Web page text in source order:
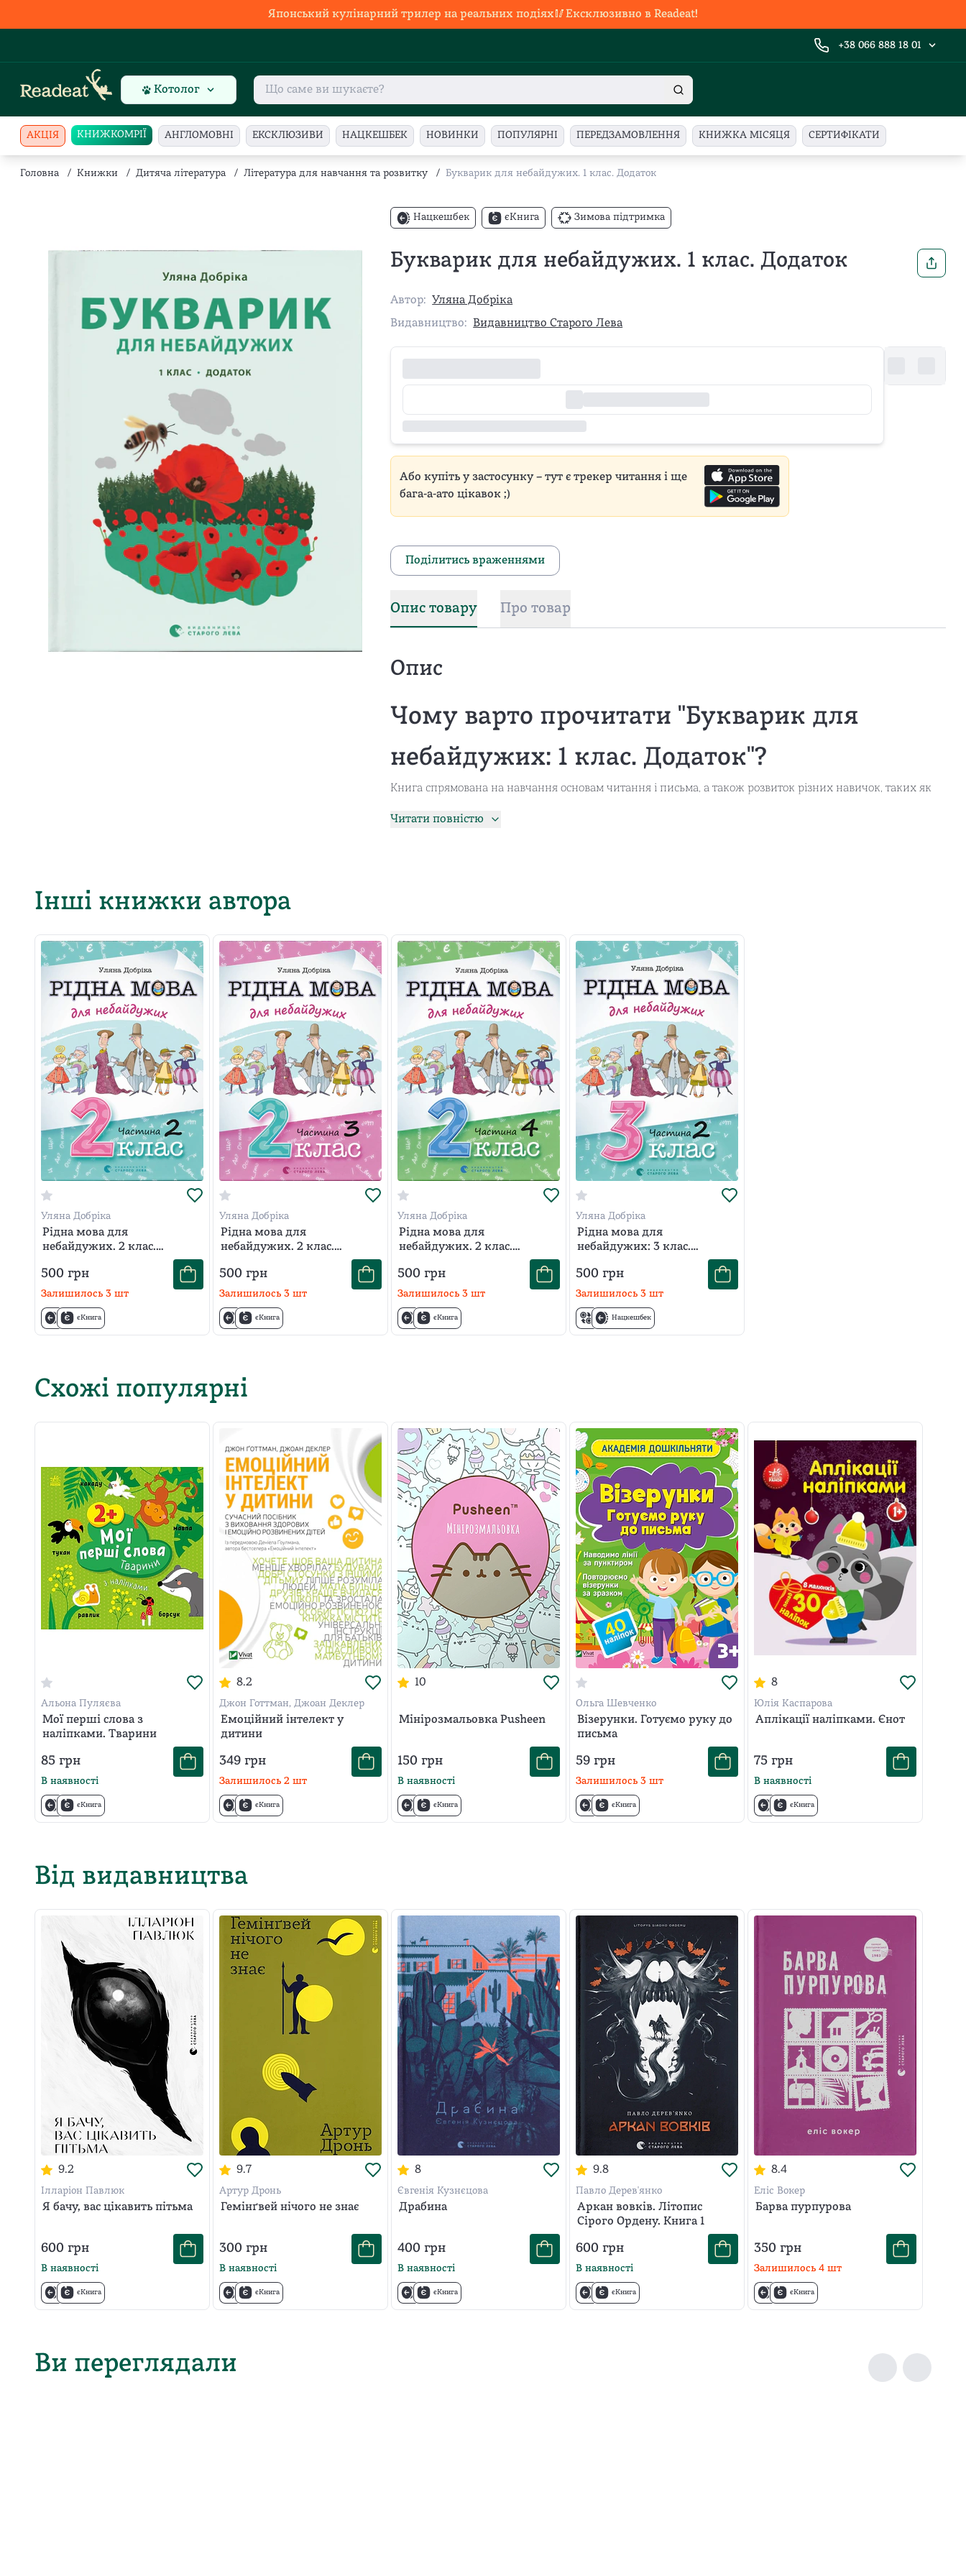
Японський кулінарний трилер на реальних подіях🥢Ексклюзивно в Readeat!
+38 066 888 18 01
Котолог
АКЦІЯ КНИЖКОМРІЇ АНГЛОМОВНІ ЕКСКЛЮЗИВИ НАЦКЕШБЕК НОВИНКИ ПОПУЛЯРНІ ПЕРЕДЗАМОВЛЕННЯ КНИЖКА МІСЯЦЯ СЕРТИФІКАТИ
Головна / Книжки / Дитяча література / Література для навчання та розвитку / Букварик для небайдужих. 1 клас. Додаток
Нацкешбек єКнига Зимова підтримка
Букварик для небайдужих. 1 клас. Додаток
Автор:
Уляна Добріка
Видавництво:
Видавництво Старого Лева
Або купіть у застосунку – тут є трекер читання і ще
бага-а-ато цікавок ;)
Поділитись враженнями
Опис товару Про товар
Опис
Чому варто прочитати "Букварик для
небайдужих: 1 клас. Додаток"?
Книга спрямована на навчання основам читання і письма, а також розвиток різних навичок, таких як
небайдужих: 1 клас. Додаток"?
Ця книга призначена для дітей, які готуються до вступу в перший клас і початку навчання читати та
писати.
Купити цю книгу ви можете просто зараз онлайн на сайті Readeat. Для цього зробіть замовлення,
вкажіть всі необхідні дані для доставки та очікуйте на свої книги. Доставка по Україні – 1-3 дні. Вартість
визначається тарифами служби доставки.
Читати повністю
Інші книжки автора
Уляна Добріка
Рідна мова для
небайдужих. 2 клас.
500 грн
Залишилось 3 шт
єКнига
Уляна Добріка
Рідна мова для
небайдужих. 2 клас.
500 грн
Залишилось 3 шт
єКнига
Уляна Добріка
Рідна мова для
небайдужих. 2 клас.
500 грн
Залишилось 3 шт
єКнига
Уляна Добріка
Рідна мова для
небайдужих: 3 клас.
500 грн
Залишилось 3 шт
Нацкешбек
Схожі популярні
Альона Пуляєва
Мої перші слова з
наліпками. Тварини
85 грн
В наявності
єКнига
8.2
Джон Готтман, Джоан Деклер
Емоційний інтелект у
дитини
349 грн
Залишилось 2 шт
єКнига
10
Мінірозмальовка Pusheen
150 грн
В наявності
єКнига
Ольга Шевченко
Візерунки. Готуємо руку до
письма
59 грн
Залишилось 3 шт
єКнига
8
Юлія Каспарова
Аплікації наліпками. Єнот
75 грн
В наявності
єКнига
Від видавництва
9.2
Ілларіон Павлюк
Я бачу, вас цікавить пітьма
600 грн
В наявності
єКнига
9.7
Артур Дронь
Гемінґвей нічого не знає
300 грн
В наявності
єКнига
8
Євгенія Кузнєцова
Драбина
400 грн
В наявності
єКнига
9.8
Павло Дерев'янко
Аркан вовків. Літопис
Сірого Ордену. Книга 1
600 грн
В наявності
єКнига
8.4
Еліс Вокер
Барва пурпурова
350 грн
Залишилось 4 шт
єКнига
Ви переглядали